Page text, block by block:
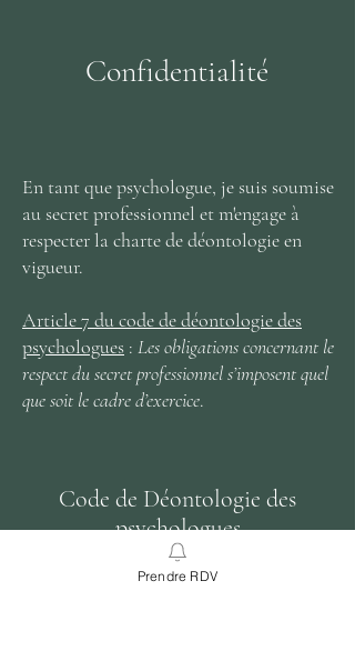
Confidentialité
En tant que psychologue, je suis soumise
au secret professionnel et m'engage à
respecter la charte de déontologie en
vigueur.
Article 7 du code de déontologie des
psychologues : Les obligations concernant le
respect du secret professionnel s’imposent quel
que soit le cadre d’exercice.
Code de Déontologie des
psychologues
Prendre RDV